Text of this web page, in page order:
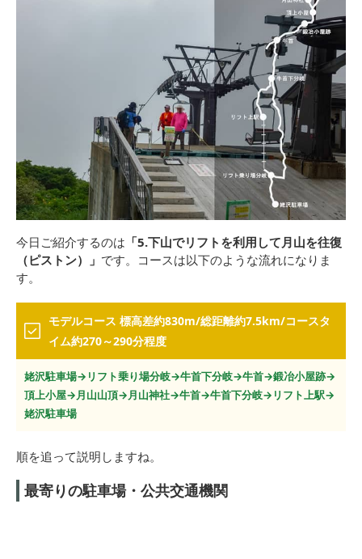
今日ご紹介するのは 「5.下山でリフトを利用して月山を往復
（ピストン）」 です。コースは以下のような流れになりま
す。
モデルコース 標高差約830m/総距離約7.5km/コースタ
イム約270～290分程度
姥沢駐車場→リフト乗り場分岐→牛首下分岐→牛首→鍛冶小屋跡→
頂上小屋→月山山頂→月山神社→牛首→牛首下分岐→リフト上駅→
姥沢駐車場
順を追って説明しますね。
最寄りの駐車場・公共交通機関